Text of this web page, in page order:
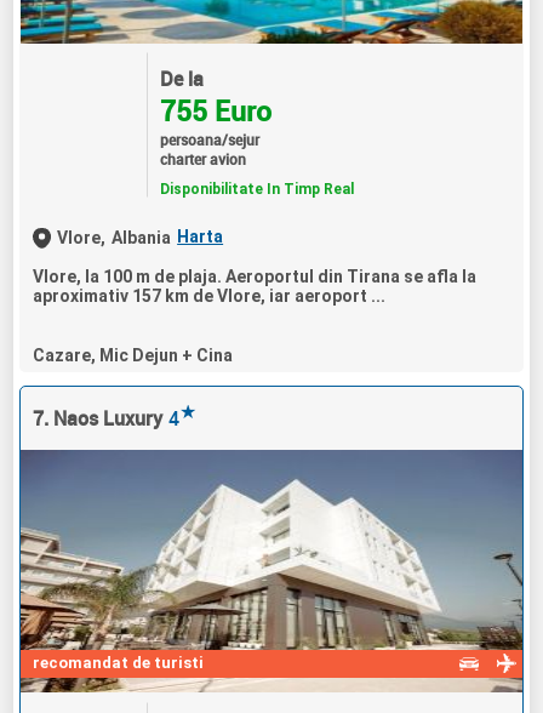
De la
755 Euro
persoana/sejur
charter avion
Disponibilitate In Timp Real
Vlore, Albania Harta
Vlore, la 100 m de plaja. Aeroportul din Tirana se afla la
aproximativ 157 km de Vlore, iar aeroport ...
Cazare, Mic Dejun + Cina
7. Naos Luxury 4★
recomandat de turisti